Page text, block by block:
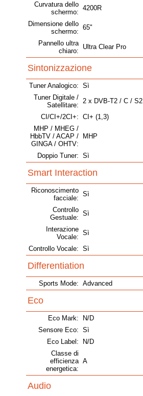
Curvatura dello
schermo:
4200R
Dimensione dello
schermo:
65"
Pannello ultra
chiaro:
Ultra Clear Pro
Sintonizzazione
Tuner Analogico: Sì
Tuner Digitale /
Satellitare:
2 x DVB-T2 / C / S2
CI/CI+/2CI+: CI+ (1,3)
MHP / MHEG /
HbbTV / ACAP /
GINGA / OHTV:
MHP
Doppio Tuner: Sì
Smart Interaction
Riconoscimento
facciale:
Sì
Controllo
Gestuale:
Sì
Interazione
Vocale:
Sì
Controllo Vocale: Sì
Differentiation
Sports Mode: Advanced
Eco
Eco Mark:
N/D
Sensore Eco: Sì
Eco Label:
N/D
Classe di
efficienza
energetica:
A
Audio